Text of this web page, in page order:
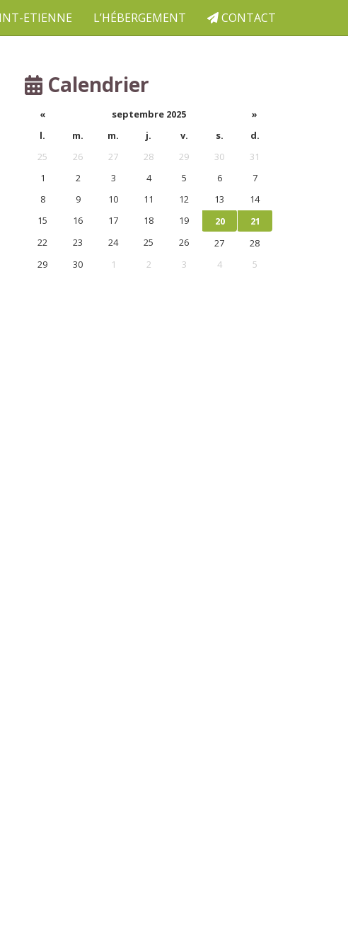
ETIENNE L’HÉBERGEMENT CONTACT
Calendrier
« septembre 2025
»
l.
m. m. j. v. s.
d.
25
26 27 28 29 30
31
1
2 3 4 5 6
7
8
9 10 11 12 13
14
15
16 17 18 19 20
21
22
23 24 25 26 27
28
29
30 1 2 3 4 5